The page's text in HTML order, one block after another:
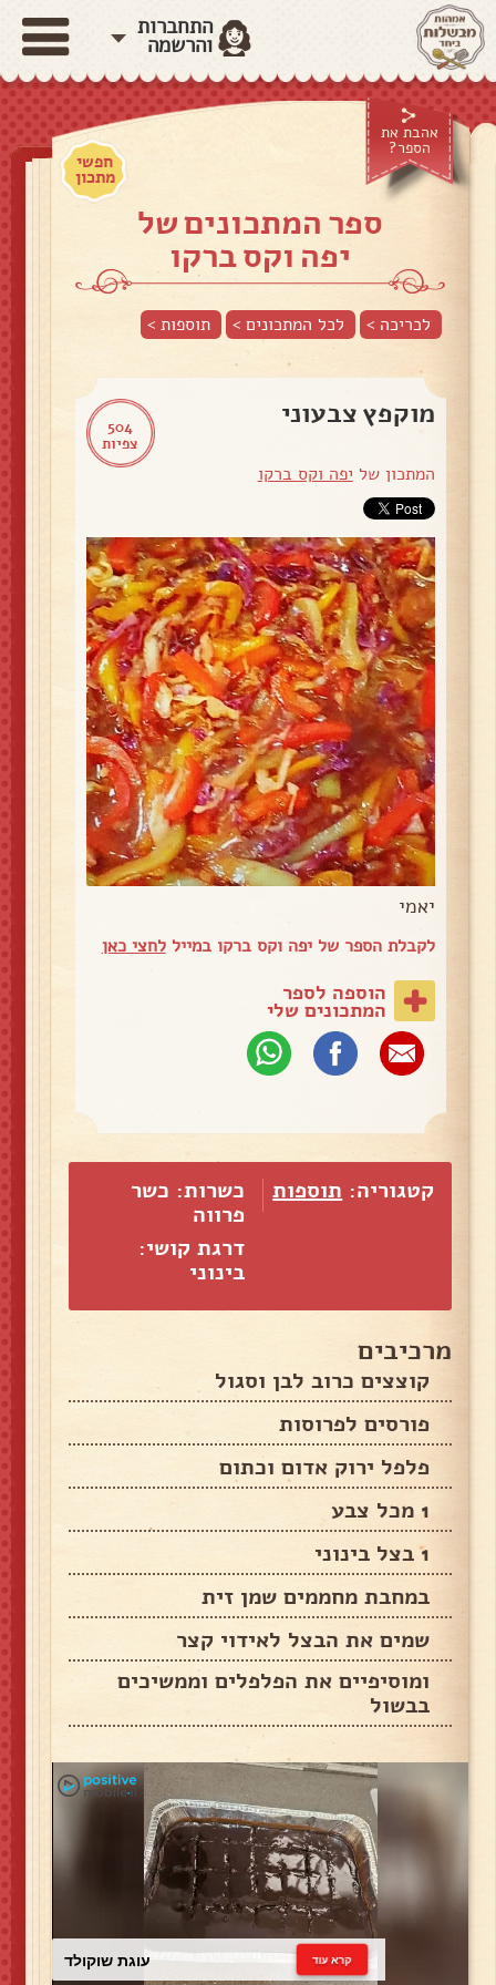
התחברות
והרשמה
אהבת את
הספר?
חפשי
מתכון
ספר המתכונים של
יפה וקס ברקו
לכריכה > לכל המתכונים > תוספות>
504
צפיות
מוקפץ צבעוני
המתכון של יפה וקס ברקו
יאמי
לקבלת הספר של יפה וקס ברקו במייללחצי כאן
הוספה לספר
המתכונים שלי
קטגוריה: תוספות
כשרות: כשר
פרווה
דרגת קושי:
בינוני
מרכיבים
קוצצים כרוב לבן וסגול
פורסים לפרוסות
פלפל ירוק אדום וכתום
1 מכל צבע
1 בצל בינוני
במחבת מחממים שמן זית
שמים את הבצל לאידוי קצר
ומוסיפיים את הפלפלים וממשיכים
בבשול
עוגת שוקולד קרא עוד